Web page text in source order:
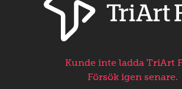
Kunde inte ladda TriArt
Försök igen senare.